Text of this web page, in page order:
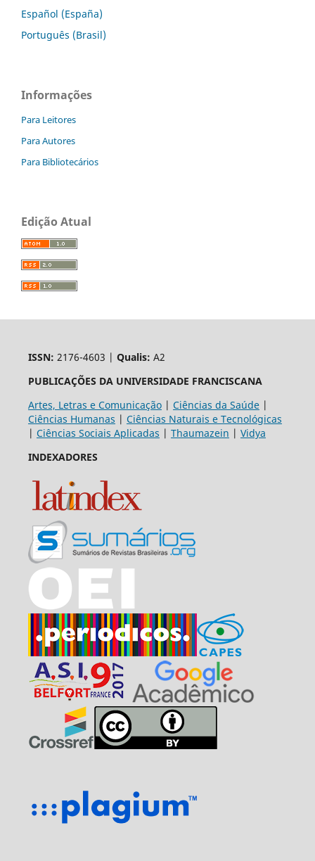
Español (España)
Português (Brasil)
Informações
Para Leitores
Para Autores
Para Bibliotecários
Edição Atual
ISSN: 2176-4603 | Qualis: A2
PUBLICAÇÕES DA UNIVERSIDADE FRANCISCANA
Artes, Letras e Comunicação| Ciências da Saúde|
Ciências Humanas | Ciências Naturais e Tecnológicas
| Ciências Sociais Aplicadas | Thaumazein | Vidya
INDEXADORES